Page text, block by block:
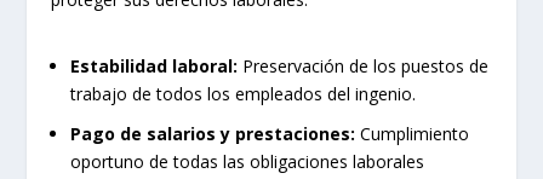
Estabilidad laboral: Preservación de los puestos de
trabajo de todos los empleados del ingenio.
Pago de salarios y prestaciones: Cumplimiento
oportuno de todas las obligaciones laborales